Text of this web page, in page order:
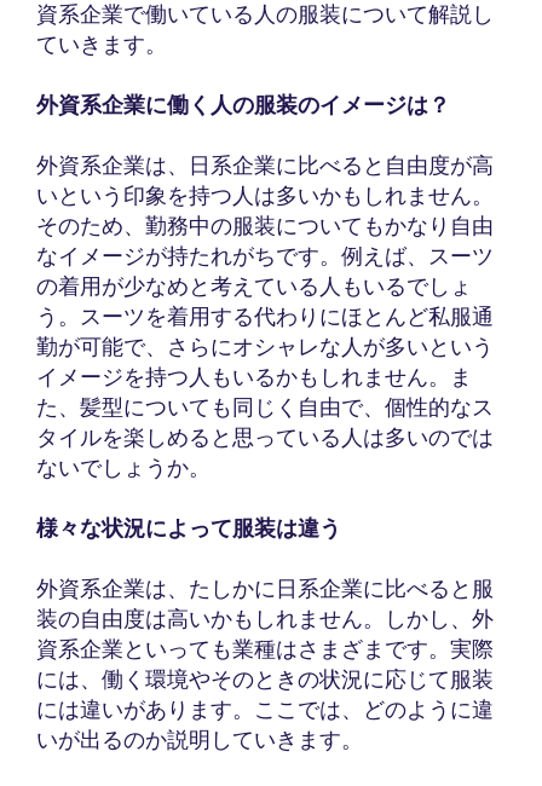
資系企業で働いている人の服装について解説し
ていきます。
外資系企業に働く人の服装のイメージは？
外資系企業は、日系企業に比べると自由度が高
いという印象を持つ人は多いかもしれません。
そのため、勤務中の服装についてもかなり自由
なイメージが持たれがちです。例えば、スーツ
の着用が少なめと考えている人もいるでしょ
う。スーツを着用する代わりにほとんど私服通
勤が可能で、さらにオシャレな人が多いという
イメージを持つ人もいるかもしれません。ま
た、髪型についても同じく自由で、個性的なス
タイルを楽しめると思っている人は多いのでは
ないでしょうか。
様々な状況によって服装は違う
外資系企業は、たしかに日系企業に比べると服
装の自由度は高いかもしれません。しかし、外
資系企業といっても業種はさまざまです。実際
には、働く環境やそのときの状況に応じて服装
には違いがあります。ここでは、どのように違
いが出るのか説明していきます。